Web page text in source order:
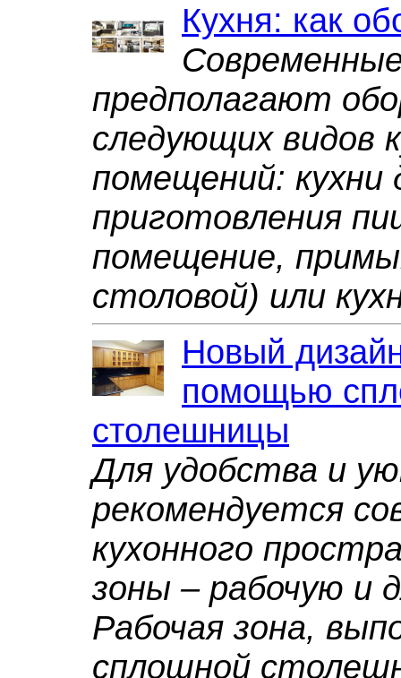
Кухня: как
предполагают
следующих видов
помещений: кухни
приготовления
помещение,
столовой) или
Новый
помощью
столешницы
Для удобства и
рекомендуется
кухонного
зоны – рабочую и
Рабочая зона,
сплошной